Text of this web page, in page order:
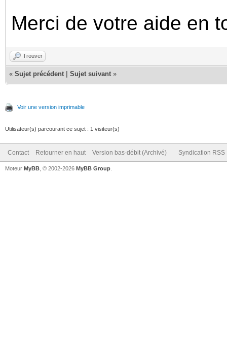
Merci de votre aide en
Trouver
« Sujet précédent Sujet suivant »
Voir une version imprimable
Utilisateur(s) parcourant ce sujet : 1 visiteur(s)
Contact Retourner en haut Version bas-débit (Archivé) Syndication RSS
Moteur MyBB , © 2002-2026 MyBB Group